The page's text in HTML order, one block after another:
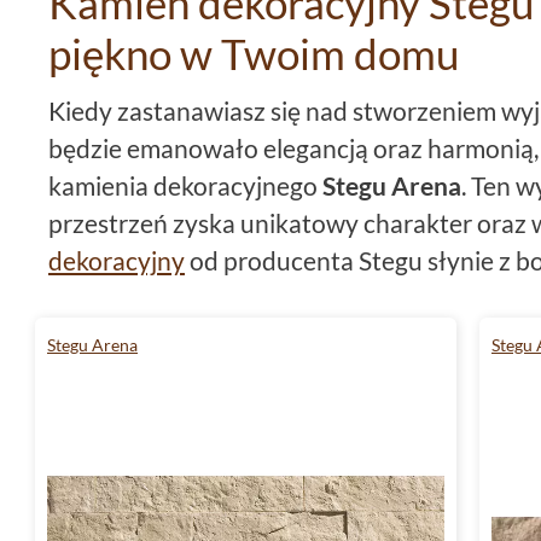
piękno w Twoim domu
Kiedy zastanawiasz się nad stworzeniem
będzie emanowało elegancją oraz
kamienia dekoracyjnego Stegu Arena. Ten
przestrzeń zyska unikatowy charakter oraz
dekoracyjnyod producenta Stegu słynie z
jednocześnie pozostają uniwersalne i
na działanie czynników zewnętrznych
Stegu Arena Stegu